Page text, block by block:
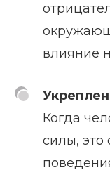
влияние
Когда
силы, это